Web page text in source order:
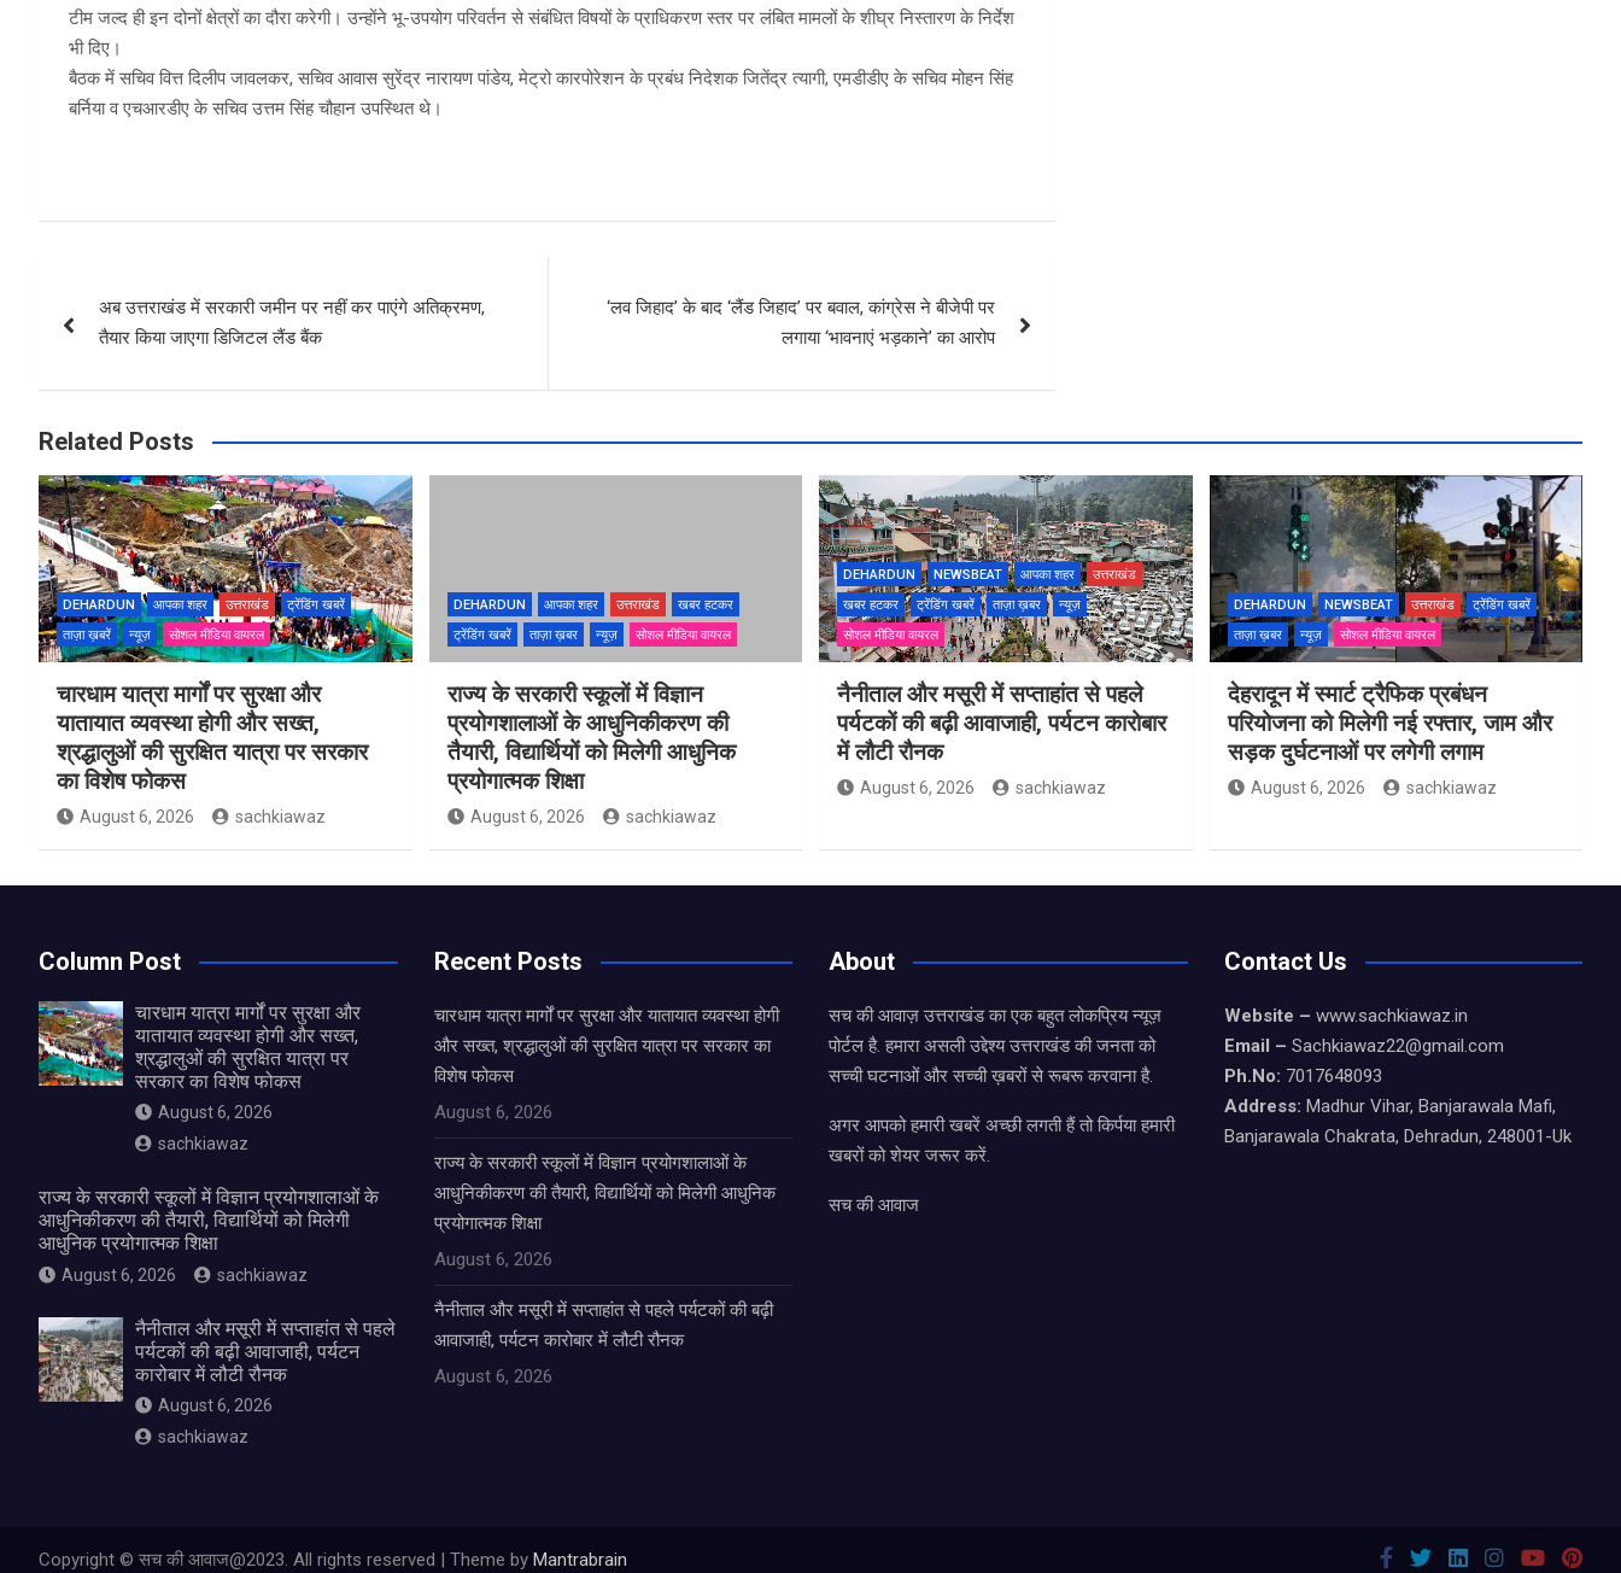
टीम जल्द ही इन दोनों क्षेत्रों का दौरा करेगी। उन्होंने भू-उपयोग परिवर्तन से संबंधित विषयों के प्राधिकरण स्तर पर लंबित मामलों के शीघ्र निस्तारण के निर्देश
भी दिए।
बैठक में सचिव वित्त दिलीप जावलकर, सचिव आवास सुरेंद्र नारायण पांडेय, मेट्रो कारपोरेशन के प्रबंध निदेशक जितेंद्र त्यागी, एमडीडीए के सचिव मोहन सिंह
बर्निया व एचआरडीए के सचिव उत्तम सिंह चौहान उपस्थित थे।
navigation
अब उत्तराखंड में सरकारी जमीन पर नहीं कर पाएंगे अतिक्रमण,
तैयार किया जाएगा डिजिटल लैंड बैंक
‘लव जिहाद’ के बाद ‘लैंड जिहाद’ पर बवाल, कांग्रेस ने बीजेपी पर
लगाया ‘भावनाएं भड़काने’ का आरोप
Related Posts
DEHARDUN आपका शहर उत्तराखंड
ट्रेंडिंग खबरें
ताज़ा ख़बरें
न्यूज़ सोशल मीडिया वायरल
चारधाम यात्रा मार्गों पर सुरक्षा और
यातायात व्यवस्था होगी और सख्त,
श्रद्धालुओं की सुरक्षित यात्रा पर सरकार
का विशेष फोकस
August 6, 2026 sachkiawaz
DEHARDUN आपका शहर उत्तराखंड
खबर हटकर
ट्रेंडिंग खबरें
ताज़ा ख़बर न्यूज़ सोशल मीडिया वायरल
राज्य के सरकारी स्कूलों में विज्ञान
प्रयोगशालाओं के आधुनिकीकरण की
तैयारी, विद्यार्थियों को मिलेगी आधुनिक
प्रयोगात्मक शिक्षा
August 6, 2026 sachkiawaz
DEHARDUN NEWSBEAT आपका शहर
उत्तराखंड
खबर हटकर
ट्रेंडिंग खबरें ताज़ा ख़बर
न्यूज़
सोशल मीडिया वायरल
नैनीताल और मसूरी में सप्ताहांत से पहले
पर्यटकों की बढ़ी आवाजाही, पर्यटन कारोबार
में लौटी रौनक
August 6, 2026 sachkiawaz
DEHARDUN NEWSBEAT उत्तराखंड
ट्रेंडिंग खबरें
ताज़ा ख़बर
न्यूज़ सोशल मीडिया वायरल
देहरादून में स्मार्ट ट्रैफिक प्रबंधन
परियोजना को मिलेगी नई रफ्तार, जाम और
सड़क दुर्घटनाओं पर लगेगी लगाम
August 6, 2026 sachkiawaz
Column Post
चारधाम यात्रा मार्गों पर सुरक्षा और
यातायात व्यवस्था होगी और सख्त,
श्रद्धालुओं की सुरक्षित यात्रा पर
सरकार का विशेष फोकस
August 6, 2026
sachkiawaz
राज्य के सरकारी स्कूलों में विज्ञान प्रयोगशालाओं के
आधुनिकीकरण की तैयारी, विद्यार्थियों को मिलेगी
आधुनिक प्रयोगात्मक शिक्षा
August 6, 2026 sachkiawaz
नैनीताल और मसूरी में सप्ताहांत से पहले
पर्यटकों की बढ़ी आवाजाही, पर्यटन
कारोबार में लौटी रौनक
August 6, 2026
sachkiawaz
Recent Posts
चारधाम यात्रा मार्गों पर सुरक्षा और यातायात व्यवस्था होगी
और सख्त, श्रद्धालुओं की सुरक्षित यात्रा पर सरकार का
विशेष फोकस
August 6, 2026
राज्य के सरकारी स्कूलों में विज्ञान प्रयोगशालाओं के
आधुनिकीकरण की तैयारी, विद्यार्थियों को मिलेगी आधुनिक
प्रयोगात्मक शिक्षा
August 6, 2026
नैनीताल और मसूरी में सप्ताहांत से पहले पर्यटकों की बढ़ी
आवाजाही, पर्यटन कारोबार में लौटी रौनक
August 6, 2026
About
सच की आवाज़ उत्तराखंड का एक बहुत लोकप्रिय न्यूज़
पोर्टल है. हमारा असली उद्देश्य उत्तराखंड की जनता को
सच्ची घटनाओं और सच्ची ख़बरों से रूबरू करवाना है.
अगर आपको हमारी खबरें अच्छी लगती हैं तो किर्पया हमारी
खबरों को शेयर जरूर करें.
सच की आवाज
Contact Us
Website – www.sachkiawaz.in
Email – Sachkiawaz22@gmail.com
Ph.No: 7017648093
Address: Madhur Vihar, Banjarawala Mafi,
Banjarawala Chakrata, Dehradun, 248001-Uk
Copyright © सच की आवाज@2023. All rights reserved | Theme by Mantrabrain